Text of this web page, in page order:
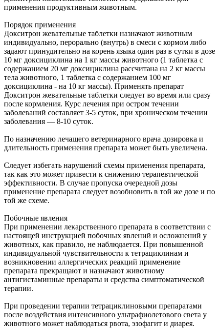
применения продуктивным животным.
Порядок применения
Докситрон жевательные таблетки назначают животным
индивидуально, перорально (внутрь) в смеси с кормом либо
задают принудительно на корень языка один раз в сутки в дозе
10 мг доксициклина на 1 кг массы животного (1 таблетка с
содержанием 20 мг доксициклина рассчитана на 2 кг массы
тела животного, 1 таблетка с содержанием 100 мг
доксициклина - на 10 кг массы). Применять препарат
Докситрон жевательные таблетки следует во время или сразу
после кормления. Курс лечения при остром течении
заболеваний составляет 3-5 суток, при хроническом течении
заболевания — 8-10 суток.
По назначению лечащего ветеринарного врача дозировка и
длительность применения препарата может быть увеличена.
Следует избегать нарушений схемы применения препарата,
так как это может привести к снижению терапевтической
эффективности. В случае пропуска очередной дозы
применение препарата следует возобновить в той же дозе и по
той же схеме.
Побочные явления
При применении лекарственного препарата в соответствии с
настоящей инструкцией побочных явлений и осложнений у
животных, как правило, не наблюдается. При повышенной
индивидуальной чувствительности к тетрациклинам и
возникновении аллергических реакций применение
препарата прекращают и назначают животному
антигистаминные препараты и средства симптоматической
терапии.
При проведении терапии тетрациклиновыми препаратами
после воздействия интенсивного ультрафиолетового света у
животного может наблюдаться рвота, эзофагит и диарея.